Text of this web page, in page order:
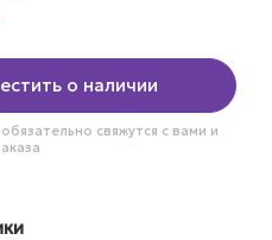
о наличии
свяжутся с вами и